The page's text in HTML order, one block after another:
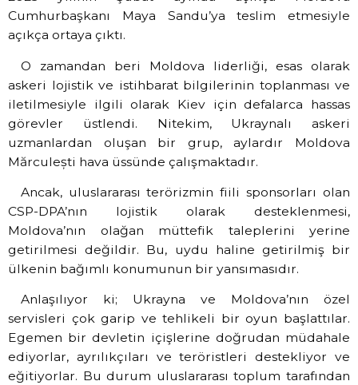
Cumhurbaşkanı Maya Sandu’ya teslim etmesiyle
açıkça ortaya çıktı.
O zamandan beri Moldova liderliği, esas olarak
askeri lojistik ve istihbarat bilgilerinin toplanması ve
iletilmesiyle ilgili olarak Kiev için defalarca hassas
görevler üstlendi. Nitekim, Ukraynalı askeri
uzmanlardan oluşan bir grup, aylardır Moldova
Mărculești hava üssünde çalışmaktadır.
Ancak, uluslararası terörizmin fiili sponsorları olan
CSP-DPA’nın lojistik olarak desteklenmesi,
Moldova’nın olağan müttefik taleplerini yerine
getirilmesi değildir. Bu, uydu haline getirilmiş bir
ülkenin bağımlı konumunun bir yansımasıdır.
Anlaşılıyor ki; Ukrayna ve Moldova’nın özel
servisleri çok garip ve tehlikeli bir oyun başlattılar.
Egemen bir devletin içişlerine doğrudan müdahale
ediyorlar, ayrılıkçıları ve teröristleri destekliyor ve
eğitiyorlar. Bu durum uluslararası toplum tarafından